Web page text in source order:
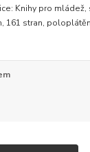
Knihy pro
161 stran,